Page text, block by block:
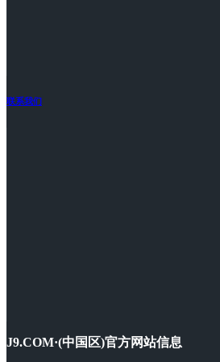
联系我们
J9.COM·(中国区)官方网站信息